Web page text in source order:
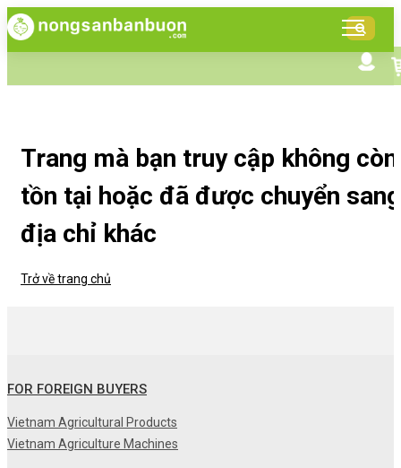
MỤC
Trang mà bạn truy cập không còn
tồn tại hoặc đã được chuyển sang
địa chỉ khác
Trở về trang chủ
FOR FOREIGN BUYERS
Vietnam Agricultural Products
Vietnam Agriculture Machines